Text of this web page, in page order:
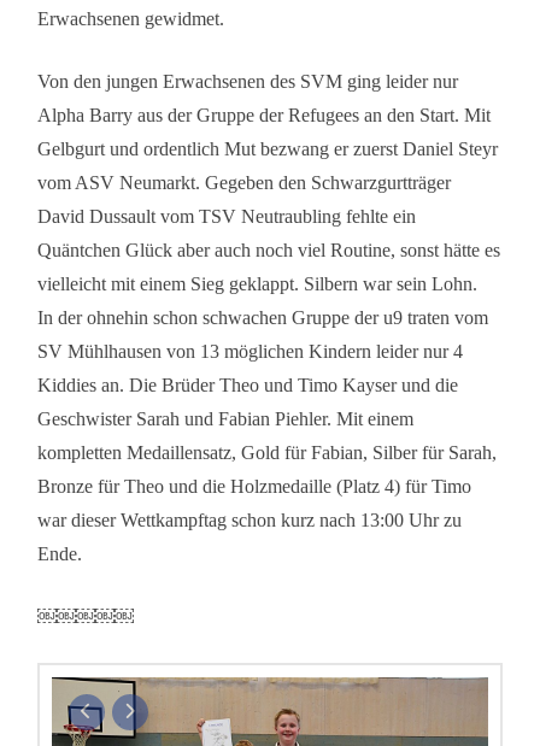
Erwachsenen gewidmet.
Von den jungen Erwachsenen des SVM ging leider nur
Alpha Barry aus der Gruppe der Refugees an den Start. Mit
Gelbgurt und ordentlich Mut bezwang er zuerst Daniel Steyr
vom ASV Neumarkt. Gegeben den Schwarzgurtträger
David Dussault vom TSV Neutraubling fehlte ein
Quäntchen Glück aber auch noch viel Routine, sonst hätte es
vielleicht mit einem Sieg geklappt. Silbern war sein Lohn.
In der ohnehin schon schwachen Gruppe der u9 traten vom
SV Mühlhausen von 13 möglichen Kindern leider nur 4
Kiddies an. Die Brüder Theo und Timo Kayser und die
Geschwister Sarah und Fabian Piehler. Mit einem
kompletten Medaillensatz, Gold für Fabian, Silber für Sarah,
Bronze für Theo und die Holzmedaille (Platz 4) für Timo
war dieser Wettkampftag schon kurz nach 13:00 Uhr zu
Ende.
￼￼￼￼￼